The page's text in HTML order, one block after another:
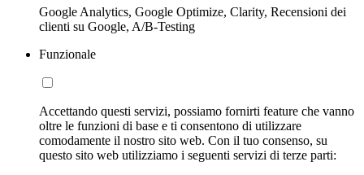
Google Analytics, Google Optimize, Clarity, Recensioni dei
clienti su Google, A/B-Testing
Funzionale
Accettando questi servizi, possiamo fornirti feature che vanno
oltre le funzioni di base e ti consentono di utilizzare
comodamente il nostro sito web. Con il tuo consenso, su
questo sito web utilizziamo i seguenti servizi di terze parti: